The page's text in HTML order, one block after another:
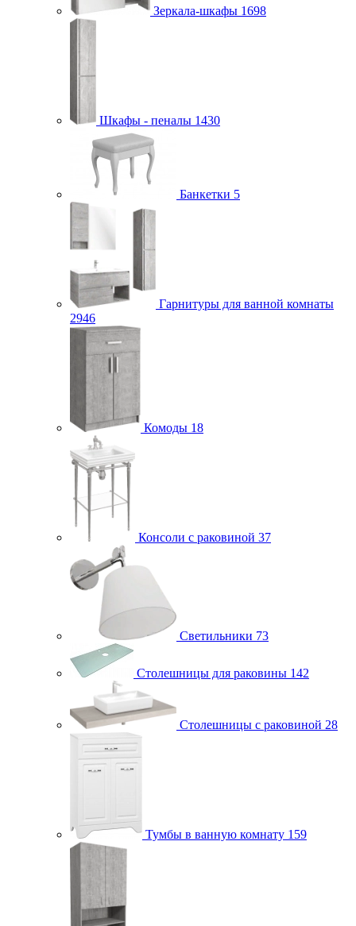
Зеркала-шкафы 1698
Шкафы - пеналы 1430
Банкетки 5
Гарнитуры для ванной комнаты
2946
Комоды 18
Консоли с раковиной 37
Светильники 73
Столешницы для раковины 142
Столешницы с раковиной 28
Тумбы в ванную комнату 159